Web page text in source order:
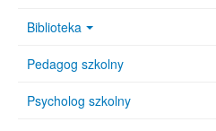
Biblioteka
Pedagog szkolny
Psycholog szkolny